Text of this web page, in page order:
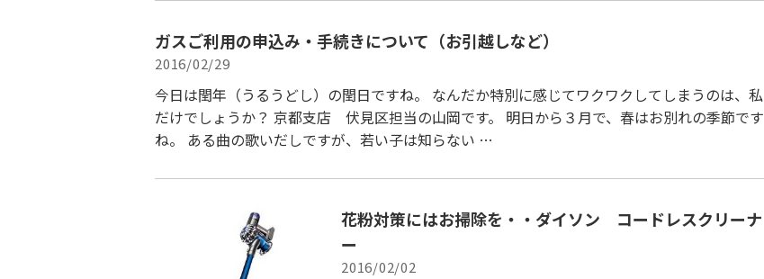
ガスご利用の申込み・手続きについて（お引越しなど）
2016/02/29
今日は閏年（うるうどし）の閏日ですね。 なんだか特別に感じてワクワクしてしまうのは、私
だけでしょうか？ 京都支店 伏見区担当の山岡です。 明日から３月で、春はお別れの季節です
ね。 ある曲の歌いだしですが、若い子は知らない …
花粉対策にはお掃除を・・ダイソン コードレスクリーナ
ー
2016/02/02